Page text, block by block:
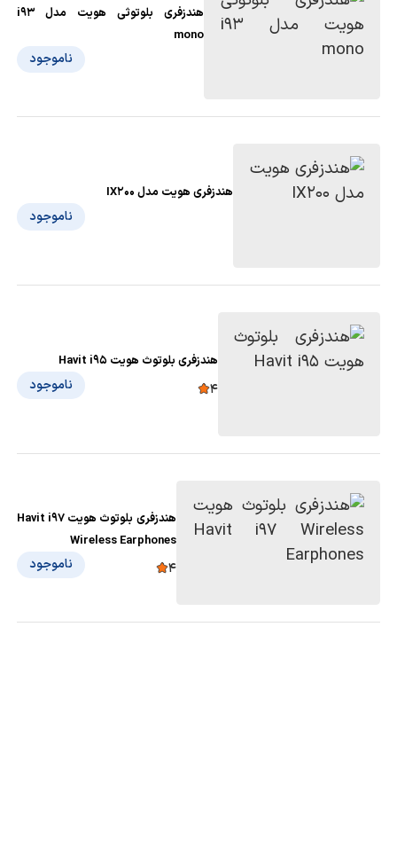
هندزفری بلوتوثی هویت مدل i93
mono
ناموجود
هندزفری هویت مدل IX200
ناموجود
هندزفری بلوتوث هویت Havit i95
4 ناموجود
هندزفری بلوتوث هویت Havit i97
Wireless Earphones
4 ناموجود